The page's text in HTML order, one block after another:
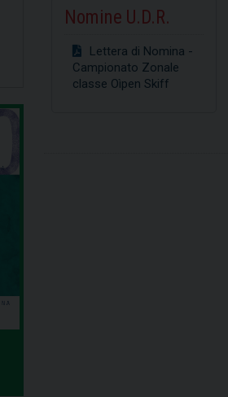
Optimist
SCOPRI
Nomine U.D.R.
Lettera di Nomina -
Campionato Zonale
classe Oìpen Skiff